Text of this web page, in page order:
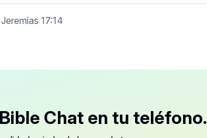
17:14
Chat en tu teléfono.